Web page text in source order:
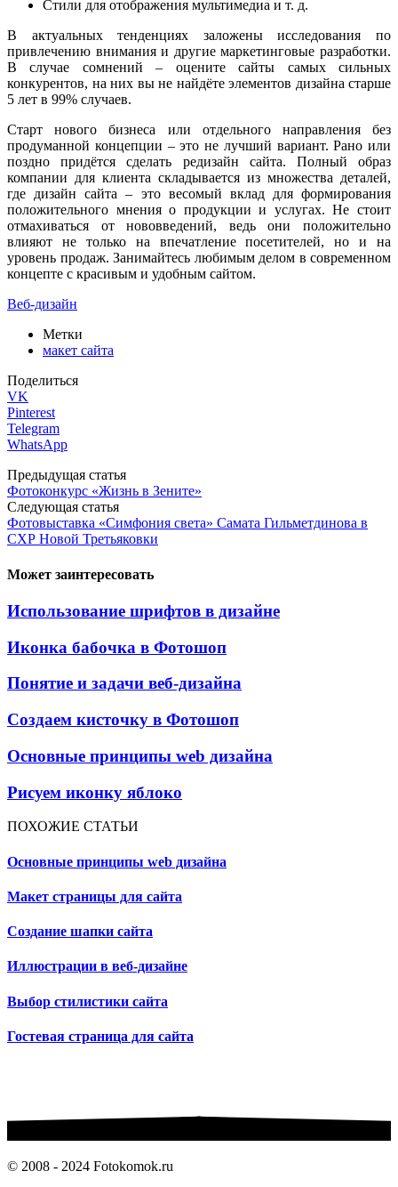
Стили для отображения мультимедиа и т. д.
В актуальных тенденциях заложены исследования по
привлечению внимания и другие маркетинговые разработки.
В случае сомнений – оцените сайты самых сильных
конкурентов, на них вы не найдёте элементов дизайна старше
5 лет в 99% случаев.
Старт нового бизнеса или отдельного направления без
продуманной концепции – это не лучший вариант. Рано или
поздно придётся сделать редизайн сайта. Полный образ
компании для клиента складывается из множества деталей,
где дизайн сайта – это весомый вклад для формирования
положительного мнения о продукции и услугах. Не стоит
отмахиваться от нововведений, ведь они положительно
влияют не только на впечатление посетителей, но и на
уровень продаж. Занимайтесь любимым делом в современном
концепте с красивым и удобным сайтом.
Веб-дизайн
Метки
макет сайта
Поделиться
VK
Pinterest
Telegram
WhatsApp
Предыдущая статья
Фотоконкурс «Жизнь в Зените»
Следующая статья
Фотовыставка «Симфония света» Самата Гильметдинова в
СХР Новой Третьяковки
Может заинтересовать
Использование шрифтов в дизайне
Иконка бабочка в Фотошоп
Понятие и задачи веб-дизайна
Создаем кисточку в Фотошоп
Основные принципы web дизайна
Рисуем иконку яблоко
ПОХОЖИЕ СТАТЬИ
Основные принципы web дизайна
Макет страницы для сайта
Создание шапки сайта
Иллюстрации в веб-дизайне
Выбор стилистики сайта
Гостевая страница для сайта
© 2008 - 2024 Fotokomok.ru